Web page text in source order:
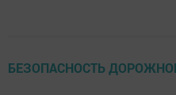
БЕЗОПАСНОСТЬ